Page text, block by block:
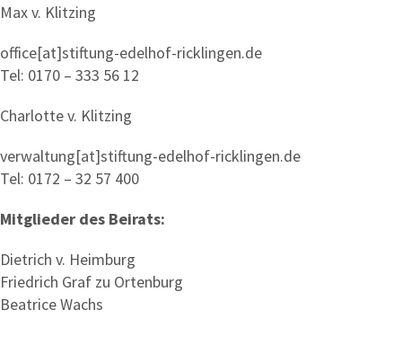
Max v. Klitzing
office[at]stiftung-edelhof-ricklingen.de
Tel: 0170 – 333 56 12
Charlotte v. Klitzing
verwaltung[at]stiftung-edelhof-ricklingen.de
Tel: 0172 – 32 57 400
Mitglieder des Beirats:
Dietrich v. Heimburg
Friedrich Graf zu Ortenburg
Beatrice Wachs